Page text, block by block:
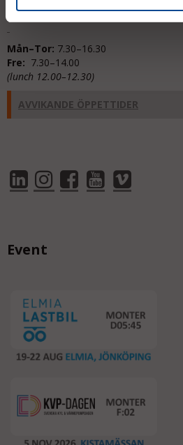
187 66 Täby
Mån–Tor: 7.30–16.30
Fre: 7.30–14.00
(lunch 12.00–12.30)
AVVIKANDE ÖPPETTIDER
Event